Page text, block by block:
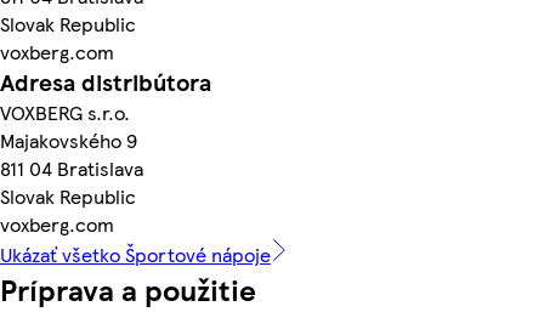
Slovak Republic
voxberg.com
Adresa distribútora
VOXBERG s.r.o.
Majakovského 9
811 04 Bratislava
Slovak Republic
voxberg.com
Ukázať všetko Športové nápoje
Príprava a použitie